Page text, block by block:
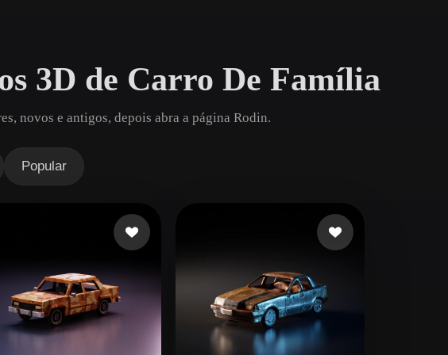
E-commerce VR/AR
Design
Godot
Isometric Low Poly
3D de Carro De Família
novos e antigos, depois abra a página Rodin.
Popular